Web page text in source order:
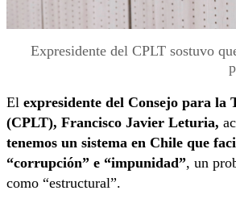
Expresidente del CPLT sostuvo
El expresidente del Consejo para la
(CPLT), Francisco Javier Leturia,
tenemos un sistema en Chile que
“corrupción” e “impunidad”, un
como “estructural”.